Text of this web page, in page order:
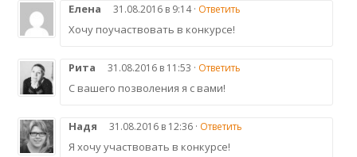
Елена 31.08.2016 в 9:14 · Ответить
Хочу поучаствовать в конкурсе!
Рита 31.08.2016 в 11:53 · Ответить
С вашего позволения я с вами!
Надя 31.08.2016 в 12:36 · Ответить
Я хочу участвовать в конкурсе!